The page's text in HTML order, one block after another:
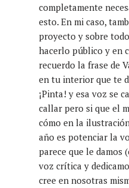
completamente
esto. En mi caso,
proyecto y sobre
hacerlo público y en
recuerdo la frase de
en tu interior que te
¡Pinta! y esa voz se
callar pero si que el
cómo en la
año es potenciar la
parece que le damos
voz crítica y
cree en nosotras